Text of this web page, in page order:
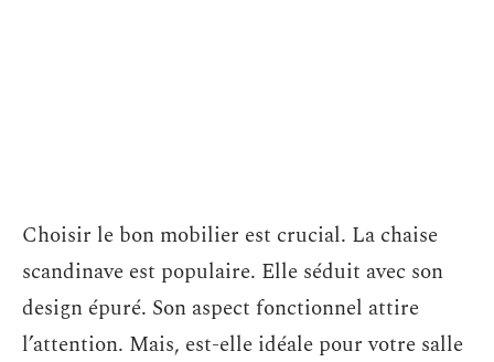
Choisir le bon mobilier est crucial. La chaise
scandinave est populaire. Elle séduit avec son
design épuré. Son aspect fonctionnel attire
l’attention. Mais, est-elle idéale pour votre salle